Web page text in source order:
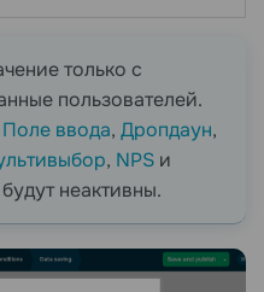
только с
пользователей.
Поле ввода, Дропдаун,
, NPS и
неактивны.